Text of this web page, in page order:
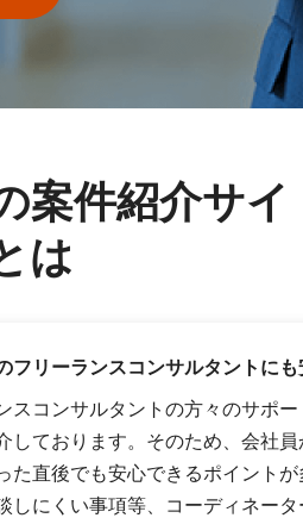
案件紹介サイ
は
フリーランスコンサルタントにも
スコンサルタントの方々のサポ
しております。そのため、会社
た直後でも安心できるポイント
しにくい事項等、コーディネータ